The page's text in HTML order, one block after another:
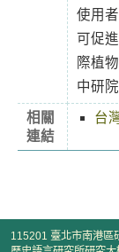
使用
可促
際植
中研
相關
連結
台
115201 臺北市南港區